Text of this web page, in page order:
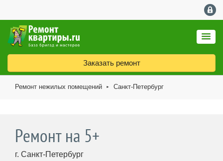
Заказать ремонт
Ремонт нежилых помещений ► Санкт-Петербург
Ремонт на 5+
г. Санкт-Петербург